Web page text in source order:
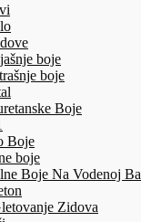
boje
boje
Boje
Boje
boje
Boje Na Vodenoj
Zidova